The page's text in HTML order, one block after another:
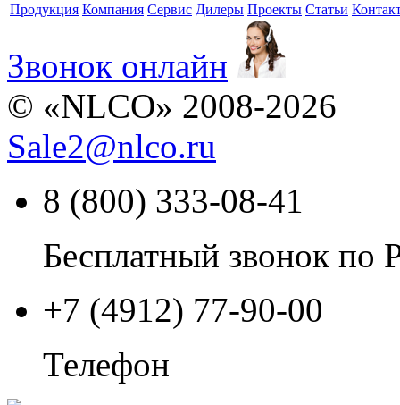
Продукция Компания Сервис Дилеры Проекты Статьи
Звонок онлайн
© «NLCO» 2008-2026
Sale2@nlco.ru
8 (800) 333-08-41
Бесплатный звонок по
+7 (4912) 77-90-00
Телефон